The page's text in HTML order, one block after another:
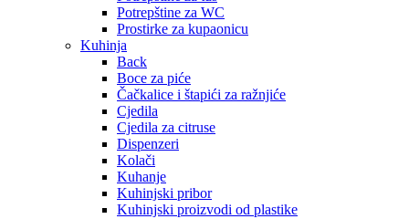
Potrepštine za WC
Prostirke za kupaonicu
Kuhinja
Back
Boce za piće
Čačkalice i štapići za ražnjiće
Cjedila
Cjedila za citruse
Dispenzeri
Kolači
Kuhanje
Kuhinjski pribor
Kuhinjski proizvodi od plastike